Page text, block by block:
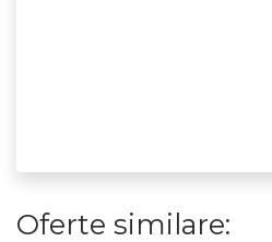
Oferte similare: